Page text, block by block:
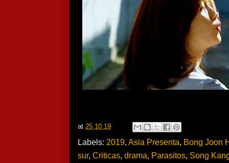
at 25.10.19
Labels: 2019, Asia Presenta, Bong Joon
sur, Criticas, drama, Parasitos, Song